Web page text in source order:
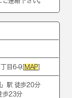
目6-9[ MAP
」駅 徒歩20分
歩23分